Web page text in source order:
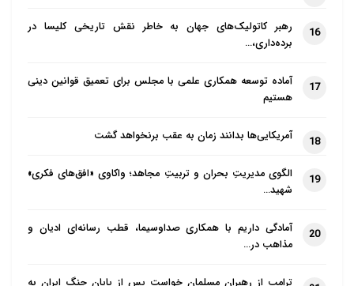
دیپلماسی حج و ارتباط چهره به چهره با علمای جهان اسلام
حاجی و شکست پروژه ایران‌هراسی در بزرگترین اجتماع
مسلمانان بود.»
حج؛ مظهر وحدت و حمایت از مستضعفان عالم
مولوی اسحاق مدنی در ادامه بر نقش محوری حج در
تقویت انسجام امت اسلامی تأکید کرد و گفت: «هدف
اصلی از انجام اعمال حج، ایجاد و تقویت وحدت امت
اسلامی است. در ایام حج، مستضعفان عالم مورد حمایت
مؤمنان قرار می‌گیرند و مسلمانان نیازمند به کمک،
16
رهبر کاتولیک‌های جهان به خاطر نقش تاریخی کلیسا در
برده‌داری،…
17
آماده توسعه همکاری علمی با مجلس برای تعمیق قوانین دینی
هستیم
18 آمریکایی‌ها بدانند زمان به عقب برنخواهد گشت
19
الگوی مدیریتِ بحران و تربیتِ مجاهد؛ واکاوی «افق‌های فکری»
شهید…
20
آمادگی داریم با همکاری صداوسیما، قطب رسانه‌ای ادیان و
مذاهب در…